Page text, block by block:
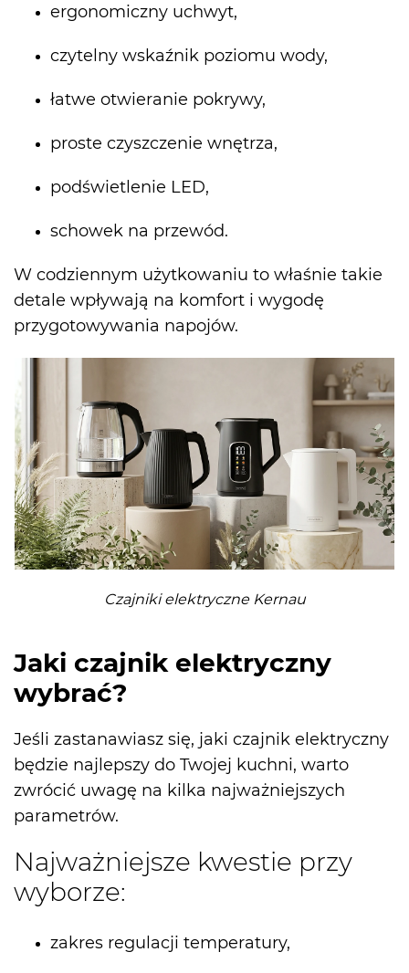
ergonomiczny uchwyt,
czytelny wskaźnik poziomu wody,
łatwe otwieranie pokrywy,
proste czyszczenie wnętrza,
podświetlenie LED,
schowek na przewód.
W codziennym użytkowaniu to właśnie takie
detale wpływają na komfort i wygodę
przygotowywania napojów.
Czajniki elektryczne Kernau
Jaki czajnik elektryczny
wybrać?
Jeśli zastanawiasz się, jaki czajnik elektryczny
będzie najlepszy do Twojej kuchni, warto
zwrócić uwagę na kilka najważniejszych
parametrów.
Najważniejsze kwestie przy
wyborze:
zakres regulacji temperatury,